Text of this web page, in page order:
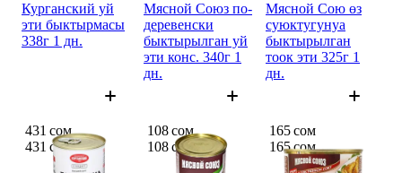
Курганский уй
эти быктырмасы
338г 1 дн.
431 сом
431 сом
Мясной Союз по-
деревенски
быктырылган уй
эти конс. 340г 1
дн.
108 сом
108 сом
Мясной Сою өз
суюктугунуа
быктырылган
тоок эти 325г 1
дн.
165 сом
165 сом